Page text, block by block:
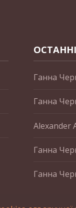
Ганна
Ганна
Alexander
Ганна
Ганна